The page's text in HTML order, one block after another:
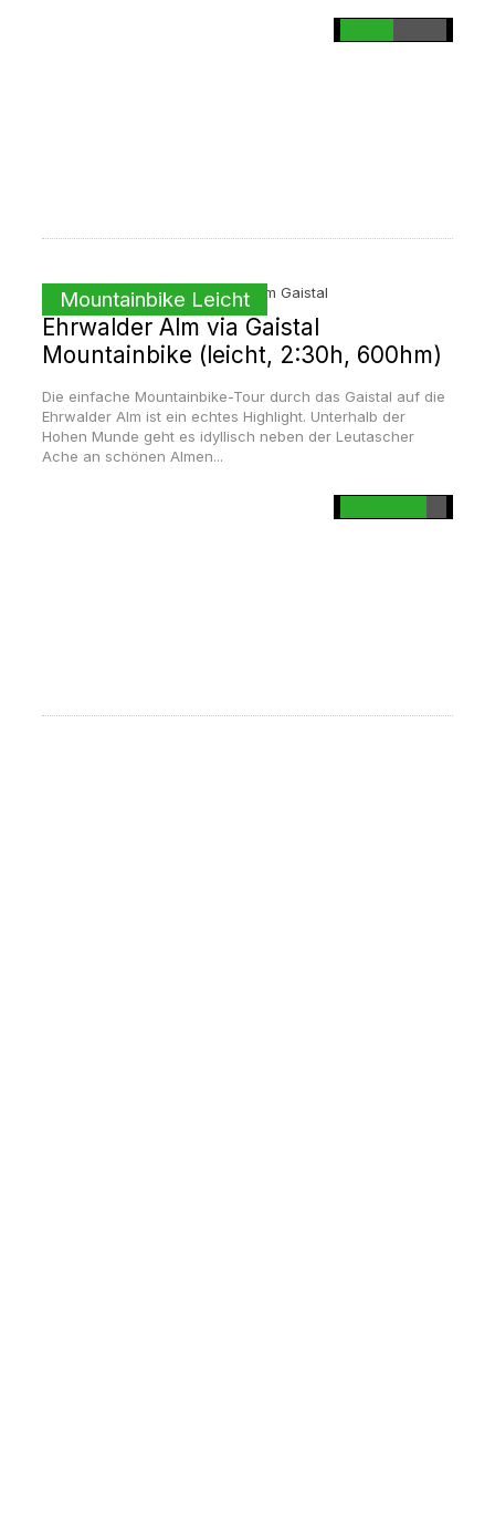
Mountainbike Leicht
Ehrwalder Alm via Gaistal
Mountainbike (leicht, 2:30h, 600hm)
Die einfache Mountainbike-Tour durch das Gaistal auf die
Ehrwalder Alm ist ein echtes Highlight. Unterhalb der
Hohen Munde geht es idyllisch neben der Leutascher
Ache an schönen Almen...